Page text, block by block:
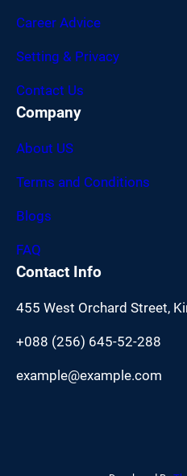
Career Advice
Setting & Privacy
Contact Us
Company
About US
Terms and Conditions
Blogs
FAQ
Contact Info
455 West Orchard Street,
+088 (256) 645-52-288
example@example.com